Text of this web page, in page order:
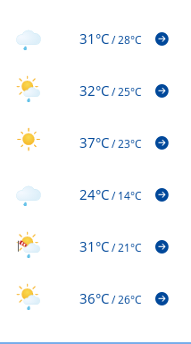
31°C/28°C
32°C/25°C
37°C/23°C
24°C/14°C
31°C/21°C
36°C/26°C